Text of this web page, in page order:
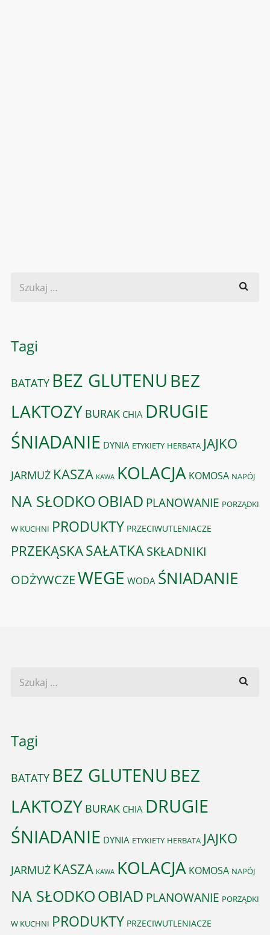
Tagi
BATATY BEZ GLUTENU BEZ
LAKTOZY BURAK CHIA DRUGIE
ŚNIADANIE DYNIA ETYKIETY HERBATA JAJKO
JARMUŻ KASZA KAWA KOLACJA KOMOSA NAPÓJ
NA SŁODKOOBIAD PLANOWANIE PORZĄDKI
W KUCHNI PRODUKTY PRZECIWUTLENIACZE
PRZEKĄSKASAŁATKASKŁADNIKI
ODŻYWCZEWEGE WODA ŚNIADANIE
Tagi
BATATY BEZ GLUTENU BEZ
LAKTOZY BURAK CHIA DRUGIE
ŚNIADANIE DYNIA ETYKIETY HERBATA JAJKO
JARMUŻ KASZA KAWA KOLACJA KOMOSA NAPÓJ
NA SŁODKOOBIAD PLANOWANIE PORZĄDKI
W KUCHNI PRODUKTY PRZECIWUTLENIACZE